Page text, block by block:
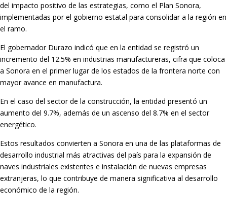
del impacto positivo de las estrategias, como el Plan Sonora,
implementadas por el gobierno estatal para consolidar a la región en
el ramo.
El gobernador Durazo indicó que en la entidad se ⁠registró un
incremento del 12.5% en industrias manufactureras, cifra que coloca
a Sonora en el primer lugar de los estados de la frontera norte con
mayor avance en manufactura.
En el caso del sector de la construcción, la entidad presentó un
aumento del 9.7%, además de un ascenso del 8.7% en el sector
energético.
Estos resultados convierten a Sonora en una de las plataformas de
desarrollo industrial más atractivas del país para la expansión de
naves industriales existentes e instalación de nuevas empresas
extranjeras, lo que contribuye de manera significativa al desarrollo
económico de la región.